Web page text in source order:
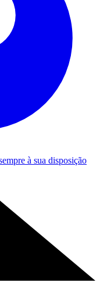
à sua disposição